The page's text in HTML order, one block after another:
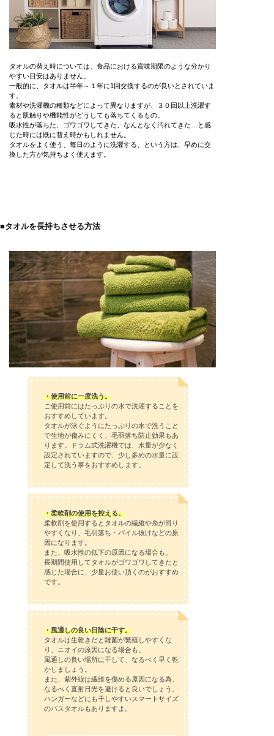
タオルの替え時については、食品における賞味期限のような分かり
やすい目安はありません。
一般的に、タオルは半年～１年に1回交換するのが良いとされていま
す。
素材や洗濯機の種類などによって異なりますが、３０回以上洗濯す
ると肌触りや機能性がどうしても落ちてくるもの。
吸水性が落ちた、ゴワゴワしてきた、なんとなく汚れてきた…と感
じた時には既に替え時かもしれません。
タオルをよく使う、毎日のように洗濯する、という方は、早めに交
換した方が気持ちよく使えます。
■タオルを長持ちさせる方法
・使用前に一度洗う。
ご使用前にはたっぷりの水で洗濯することを
おすすめしています。
タオルが泳ぐようにたっぷりの水で洗うこと
で生地が傷みにくく、毛羽落ち防止効果もあ
ります。ドラム式洗濯機では、水量が少なく
設定されていますので、少し多めの水量に設
定して洗う事をおすすめします。
・柔軟剤の使用を控える。
柔軟剤を使用するとタオルの繊維や糸が滑り
やすくなり、毛羽落ち・パイル抜けなどの原
因になります。
また、吸水性の低下の原因になる場合も。
長期間使用してタオルがゴワゴワしてきたと
感じた場合に、少量お使い頂くのがおすすめ
です。
・風通しの良い日陰に干す。
タオルは生乾きだと雑菌が繁殖しやすくな
り、ニオイの原因になる場合も。
風通しの良い場所に干して、なるべく早く乾
かしましょう。
また、紫外線は繊維を傷める原因になる為、
なるべく直射日光を避けると良いでしょう。
ハンガーなどにも干しやすいスマートサイズ
のバスタオルもありますよ。